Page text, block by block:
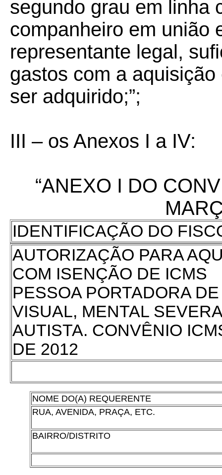
segundo grau em linha
companheiro em união
representante legal,
gastos com a
ser adquirido;”;
III – os Anexos I a IV:
“ANEXO I DO
IDENTIFICAÇÃO DO
AUTORIZAÇÃO PARA
COM ISENÇÃO DE ICMS
PESSOA PORTADORA
VISUAL, MENTAL
AUTISTA. CONVÊNIO
DE 2012
NOME DO(A) REQUERENTE
RUA, AVENIDA, PRAÇA, ETC.
BAIRRO/DISTRITO